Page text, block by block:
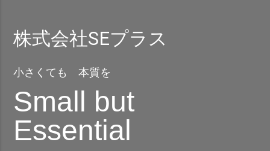
株式会社SEプラス
小さくても 本質を
Small but
Essential